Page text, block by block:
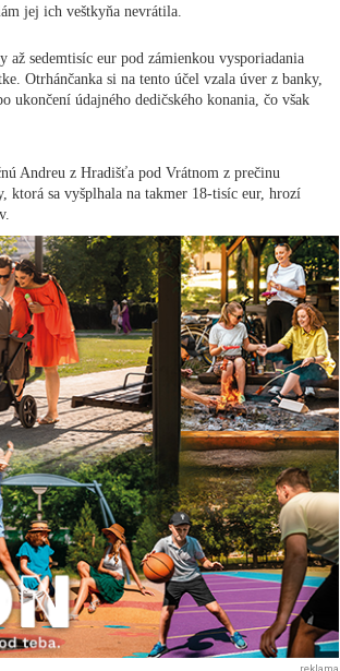
jej ich veštkyňa nevrátila.
sedemtisíc eur pod zámienkou vysporiadania
Otrhánčanka si na tento účel vzala úver z banky,
údajného dedičského konania, čo však
Andreu z Hradišťa pod Vrátnom z prečinu
ktorá sa vyšplhala na takmer 18-tisíc eur, hrozí
reklama